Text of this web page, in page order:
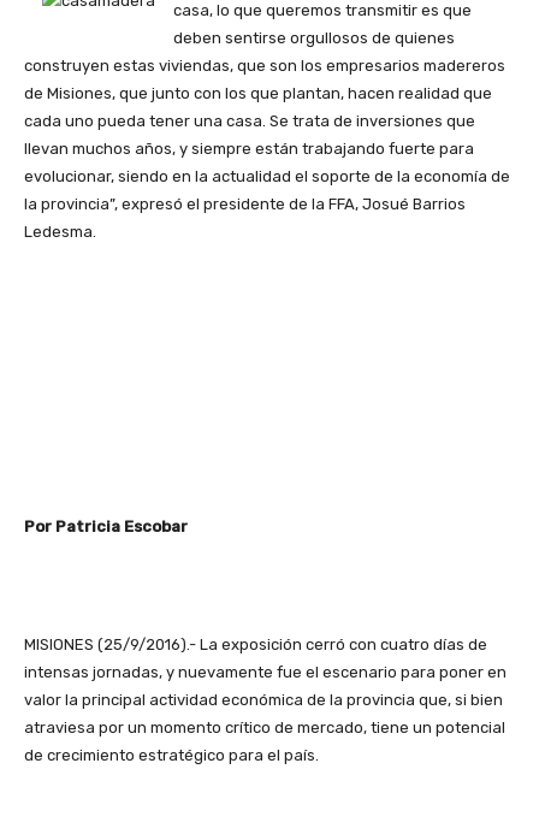
casa, lo que queremos transmitir es que
deben sentirse orgullosos de quienes
construyen estas viviendas, que son los empresarios madereros
de Misiones, que junto con los que plantan, hacen realidad que
cada uno pueda tener una casa. Se trata de inversiones que
llevan muchos años, y siempre están trabajando fuerte para
evolucionar, siendo en la actualidad el soporte de la economía de
la provincia”, expresó el presidente de la FFA, Josué Barrios
Ledesma.
Por Patricia Escobar
MISIONES (25/9/2016).- La exposición cerró con cuatro días de
intensas jornadas, y nuevamente fue el escenario para poner en
valor la principal actividad económica de la provincia que, si bien
atraviesa por un momento crítico de mercado, tiene un potencial
de crecimiento estratégico para el país.